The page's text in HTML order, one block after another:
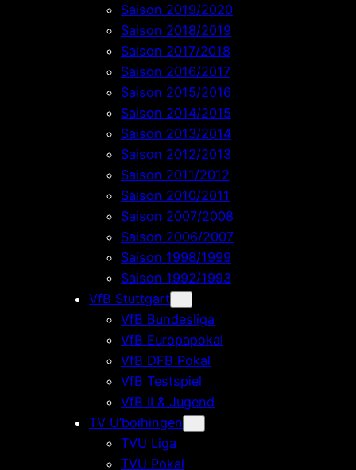
Saison 2019/2020
Saison 2018/2019
Saison 2017/2018
Saison 2016/2017
Saison 2015/2016
Saison 2014/2015
Saison 2013/2014
Saison 2012/2013
Saison 2011/2012
Saison 2010/2011
Saison 2007/2008
Saison 2006/2007
Saison 1998/1999
Saison 1992/1993
VfB Stuttgart
VfB Bundesliga
VfB Europapokal
VfB DFB Pokal
VfB Testspiel
VfB II & Jugend
TV U’boihingen
TVU Liga
TVU Pokal